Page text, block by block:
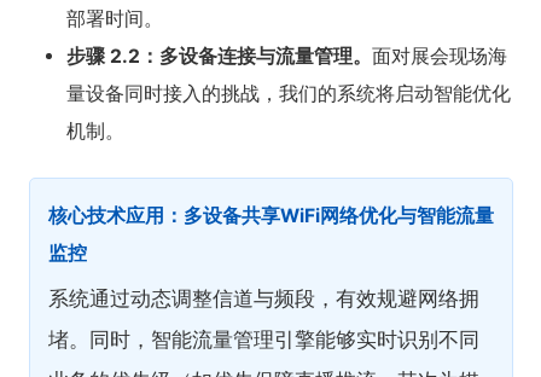
部署时间。
步骤 2.2：多设备连接与流量管理。 面对展会现场海
量设备同时接入的挑战，我们的系统将启动智能优化
机制。
核心技术应用：多设备共享WiFi网络优化与智能流量
监控
系统通过动态调整信道与频段，有效规避网络拥
堵。同时，智能流量管理引擎能够实时识别不同